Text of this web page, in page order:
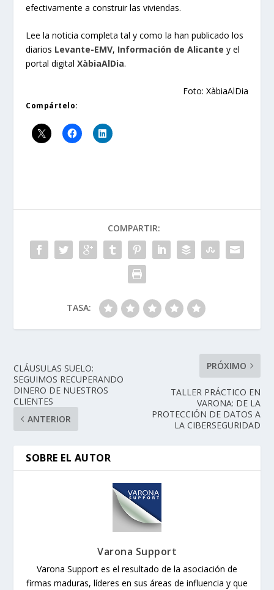
efectivamente a construir las viviendas.
Lee la noticia completa tal y como la han publicado los
diarios Levante-EMV, Información de Alicante y el
portal digitalXàbiaAlDia.
Foto: XàbiaAlDia
Compártelo:
COMPARTIR:
TASA:
CLÁUSULAS SUELO:
SEGUIMOS RECUPERANDO
DINERO DE NUESTROS
CLIENTES
ANTERIOR
PRÓXIMO
TALLER PRÁCTICO EN
VARONA: DE LA
PROTECCIÓN DE DATOS A
LA CIBERSEGURIDAD
SOBRE EL AUTOR
Varona Support
Varona Support es el resultado de la asociación de
firmas maduras, líderes en sus áreas de influencia y que